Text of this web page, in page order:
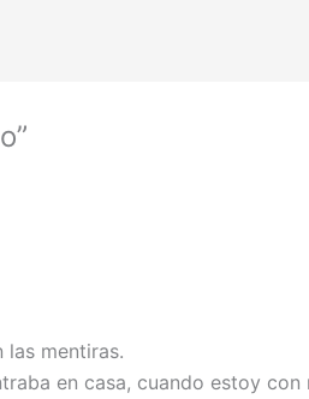
las mentiras.
en casa, cuando estoy